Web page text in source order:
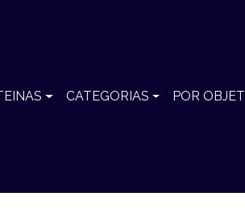
CATEGORIAS POR